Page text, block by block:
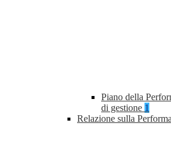
Piano della
di gestione 1
Relazione sulla